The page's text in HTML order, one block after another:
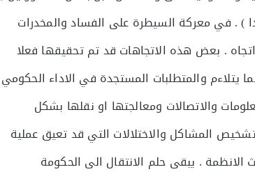
) . في معركة السيطرة على الفساد والمخدرات
. بعض هذه الاتجاهات قد تم تحقيقها فعلا
يتلاءم والمتطلبات المستجدة في الاداء الحكومي
والاتصالات ومعالجتها او نقلها بشكل
المشاكل والاختلالات التي قد تعيق عملية
. يبقى حلم الانتقال الى الحكومة